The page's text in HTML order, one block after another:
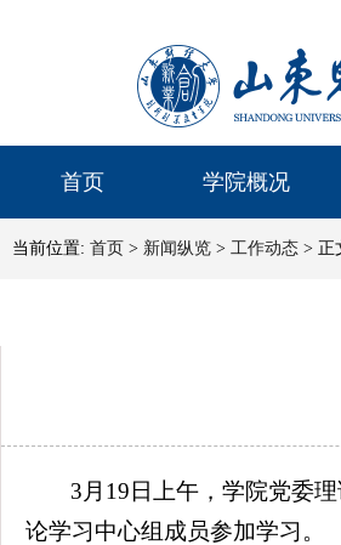
首页 学院概况
当前位置: 首页 > 新闻纵览 > 工作动态 > 正
3月19日上午，学院党委
论学习中心组成员参加学习。